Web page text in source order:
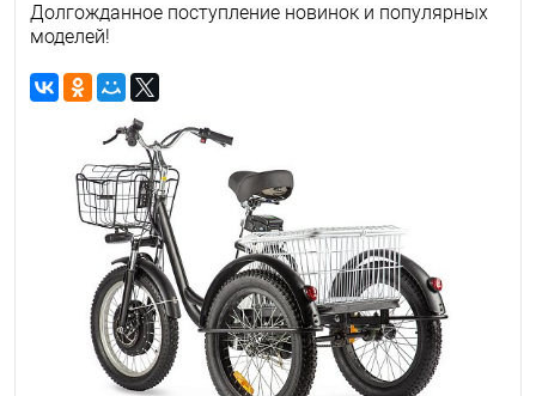
Долгожданное поступление новинок и популярных
моделей!